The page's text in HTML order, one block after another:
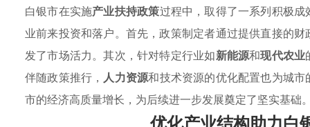
白银市在实施产业扶持政策过程中，取得了一系列积极
业前来投资和落户。首先，政策制定者通过提供直接的
发了市场活力。其次，针对特定行业如新能源和现代农业
伴随政策推行， 人力资源和技术资源的优化配置也为城
市的经济高质量增长，为后续进一步发展奠定了坚实基础